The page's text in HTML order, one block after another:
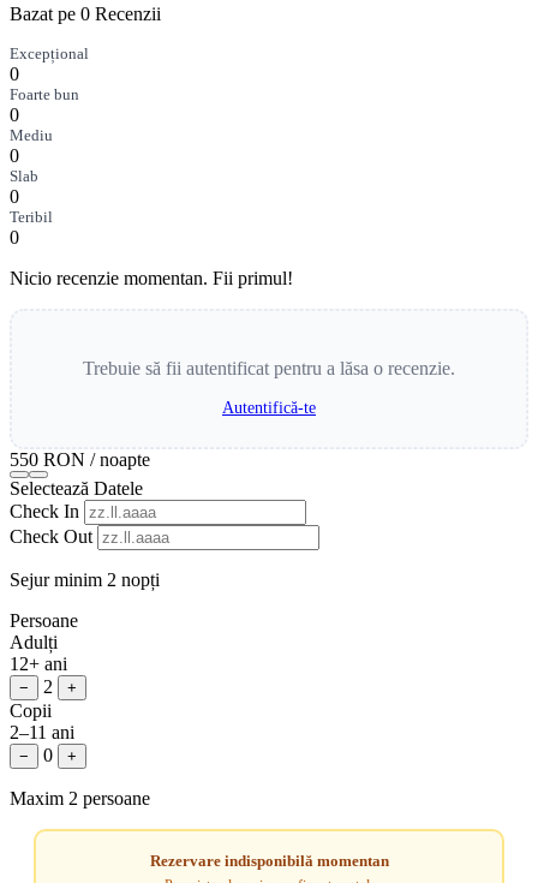
Bazat pe 0 Recenzii
Excepțional
0
Foarte bun
0
Mediu
0
Slab
0
Teribil
0
Nicio recenzie momentan. Fii primul!
Trebuie să fii autentificat pentru a lăsa o recenzie.
Autentifică-te
550 RON / noapte
Selectează Datele
Check In
Check Out
Sejur minim 2 nopți
Persoane
Adulți
12+ ani
− 2 +
Copii
2–11 ani
− 0 +
Maxim 2 persoane
Rezervare indisponibilă momentan